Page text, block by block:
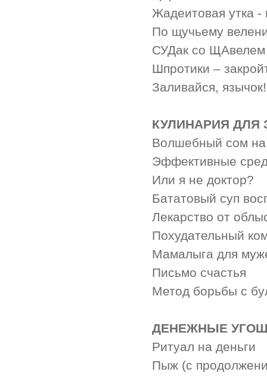
Жадеитовая утка
По щучьему
СУДак со ЩАвелем
Шпротики –
Заливайся, язычок!
КУЛИНАРИЯ ДЛЯ
Волшебный сом
Эффективные
Или я не доктор?
Бататовый суп
Лекарство от
Похудательный
Мамалыга для
Письмо счастья
Метод борьбы с
ДЕНЕЖНЫЕ
Ритуал на деньги
Пыж (с